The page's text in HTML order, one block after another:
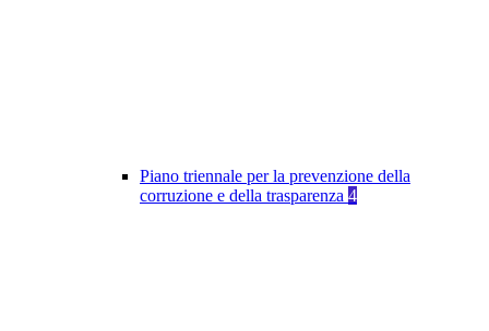
Piano triennale per la prevenzione della
corruzione e della trasparenza 4